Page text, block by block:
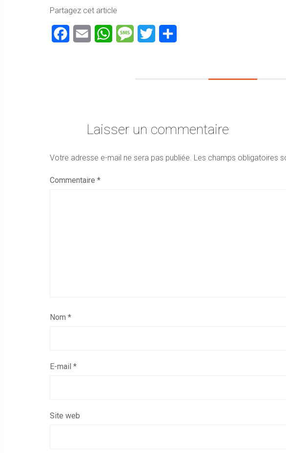
Partagez cet article
Facebook
Email WhatsAppMessageTwitter
Laisser un commentaire
Votre adresse e-mail ne sera pas publiée. Les champs obligatoires
Commentaire *
Nom *
E-mail *
Site web